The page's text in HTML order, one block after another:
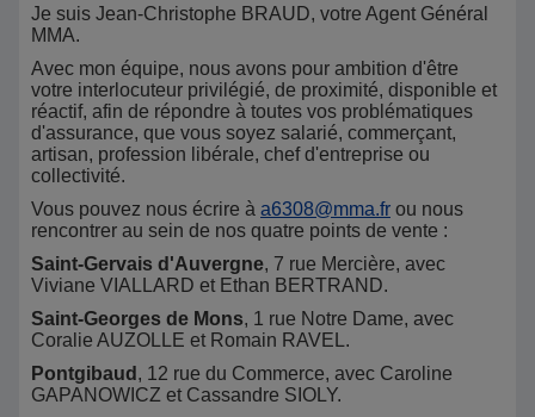
Je suis Jean-Christophe BRAUD, votre Agent Général
MMA.
Avec mon équipe, nous avons pour ambition d'être
votre interlocuteur privilégié, de proximité, disponible et
réactif, afin de répondre à toutes vos problématiques
d'assurance, que vous soyez salarié, commerçant,
artisan, profession libérale, chef d'entreprise ou
collectivité.
Vous pouvez nous écrire à a6308@mma.fr ou nous
rencontrer au sein de nos quatre points de vente :
Saint-Gervais d'Auvergne, 7 rue Mercière, avec
Viviane VIALLARD et Ethan BERTRAND.
Saint-Georges de Mons, 1 rue Notre Dame, avec
Coralie AUZOLLE et Romain RAVEL.
Pontgibaud , 12 rue du Commerce, avec Caroline
GAPANOWICZ et Cassandre SIOLY.